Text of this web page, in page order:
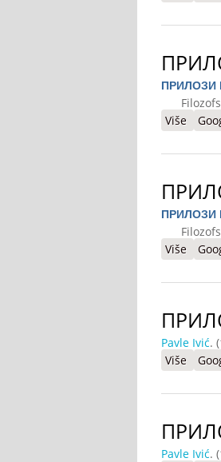
ПРИЛОЗИ
Više o
ПРИЛОЗИ
Više o
Pavle Ivić.
Više o
Pavle Ivić.